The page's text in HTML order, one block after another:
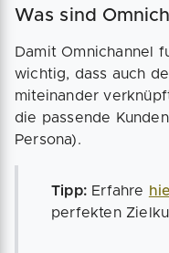
Was sind
Damit Omnichannel
wichtig, dass auch
miteinander
die passende
Persona).
Tipp: Erfahre
perfekten